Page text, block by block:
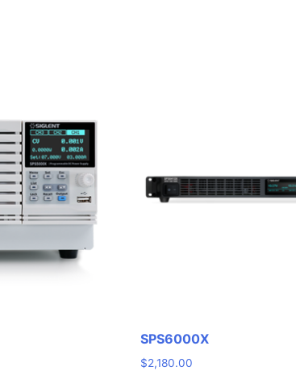
SPS6000X
$2,180.00